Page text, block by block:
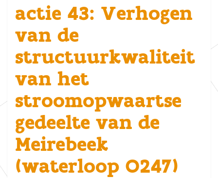
actie 43: Verhogen
van de
structuurkwaliteit
van het
stroomopwaartse
gedeelte van de
Meirebeek
(waterloop O247)